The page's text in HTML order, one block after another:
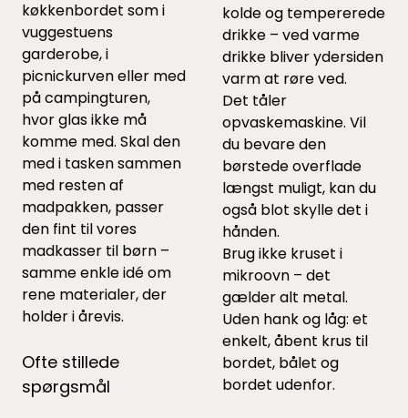
køkkenbordet som i
vuggestuens
garderobe, i
picnickurven eller med
på campingturen,
hvor glas ikke må
komme med. Skal den
med i tasken sammen
med resten af
madpakken, passer
den fint til vores
madkasser til børn –
samme enkle idé om
rene materialer, der
holder i årevis.
Ofte stillede
spørgsmål
kolde og tempererede
drikke – ved varme
drikke bliver ydersiden
varm at røre ved.
Det tåler
opvaskemaskine. Vil
du bevare den
børstede overflade
længst muligt, kan du
også blot skylle det i
hånden.
Brug ikke kruset i
mikroovn – det
gælder alt metal.
Uden hank og låg: et
enkelt, åbent krus til
bordet, bålet og
bordet udenfor.